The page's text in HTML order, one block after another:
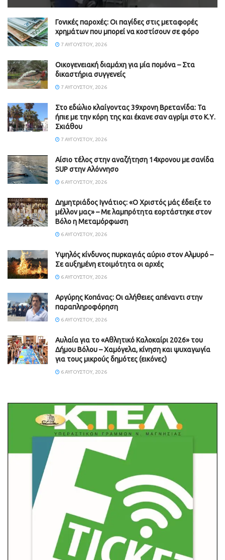
Γονικές παροχές: Οι παγίδες στις μεταφορές
χρημάτων που μπορεί να κοστίσουν σε φόρο
7 ΑΥΓΟΎΣΤΟΥ, 2026
Οικογενειακή διαμάχη για μία πομόνα – Στα
δικαστήρια συγγενείς
7 ΑΥΓΟΎΣΤΟΥ, 2026
Στο εδώλιο κλαίγοντας 39χρονη Βρετανίδα: Τα
ήπιε με την κόρη της και έκανε σαν αγρίμι στο Κ.Υ.
Σκιάθου
7 ΑΥΓΟΎΣΤΟΥ, 2026
Αίσιο τέλος στην αναζήτηση 14χρονου με σανίδα
SUP στην Αλόννησο
6 ΑΥΓΟΎΣΤΟΥ, 2026
Δημητριάδος Ιγνάτιος: «Ο Χριστός μάς έδειξε το
μέλλον μας» – Με λαμπρότητα εορτάστηκε στον
Βόλο η Μεταμόρφωση
6 ΑΥΓΟΎΣΤΟΥ, 2026
Υψηλός κίνδυνος πυρκαγιάς αύριο στον Αλμυρό –
Σε αυξημένη ετοιμότητα οι αρχές
6 ΑΥΓΟΎΣΤΟΥ, 2026
Aργύρης Κοπάνας: Οι αλήθειες απέναντι στην
παραπληροφόρηση
6 ΑΥΓΟΎΣΤΟΥ, 2026
Αυλαία για το «Αθλητικό Καλοκαίρι 2026» του
Δήμου Βόλου – Χαμόγελα, κίνηση και ψυχαγωγία
για τους μικρούς δημότες (εικόνες)
6 ΑΥΓΟΎΣΤΟΥ, 2026